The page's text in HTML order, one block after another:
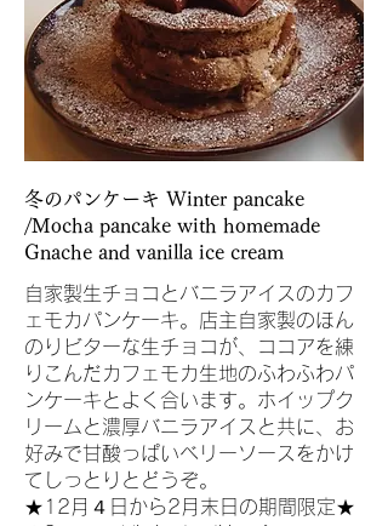
冬のパンケーキ Winter pancake
/Mocha pancake with homemade
Gnache and vanilla ice cream
自家製生チョコとバニラアイスのカフ
ェモカパンケーキ。店主自家製のほん
のりビターな生チョコが、ココアを練
りこんだカフェモカ生地のふわふわパ
ンケーキとよく合います。ホイップク
リームと濃厚バニラアイスと共に、お
好みで甘酸っぱいベリーソースをかけ
てしっとりとどうぞ。
★12月４日から2月末日の期間限定★